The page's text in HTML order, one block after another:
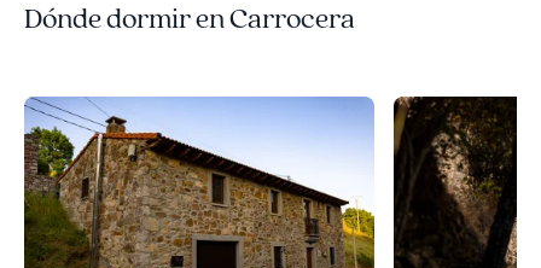
Dónde dormir en Carrocera